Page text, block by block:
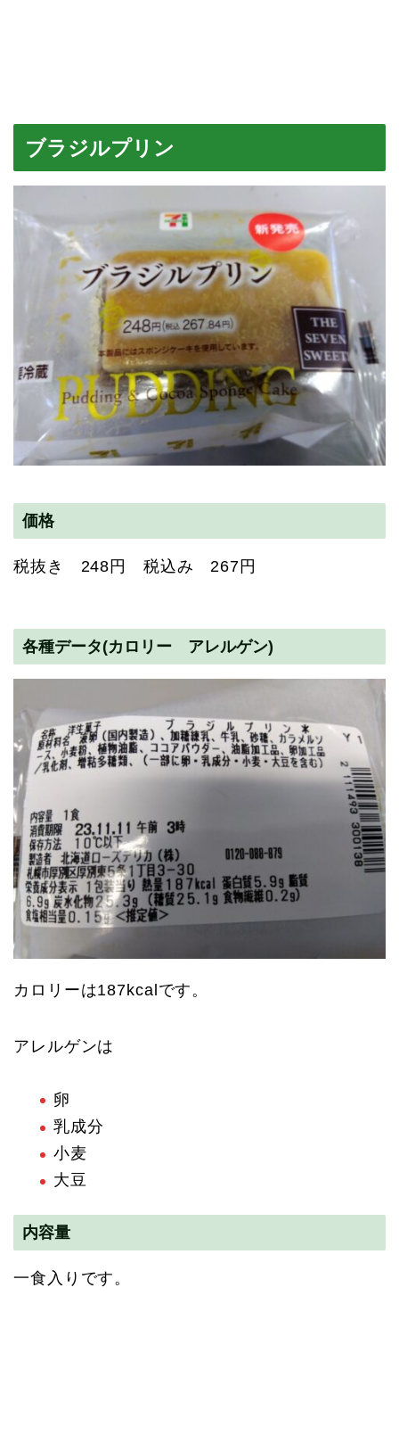
ブラジルプリン
価格
税抜き 248円 税込み 267円
各種データ(カロリー アレルゲン)
カロリーは187kcalです。
アレルゲンは
卵
乳成分
小麦
大豆
内容量
一食入りです。